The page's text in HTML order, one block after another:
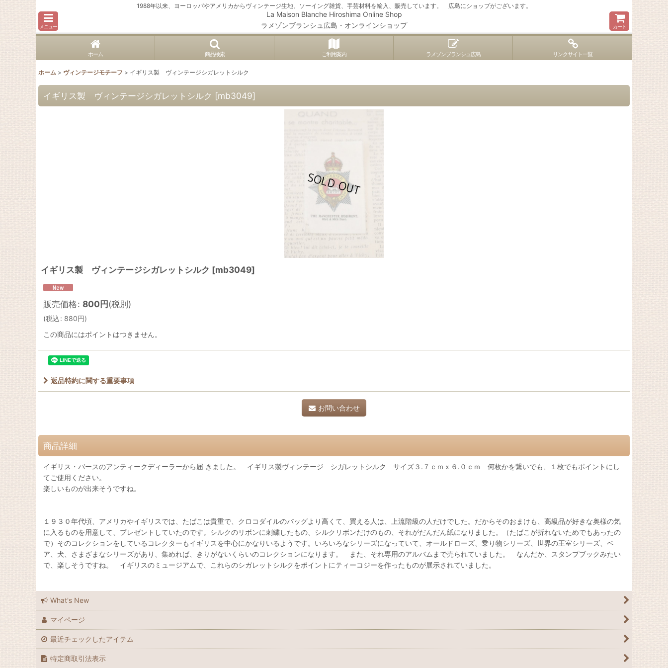
1988年以来、ヨーロッパやアメリカからヴィンテージ生地、ソーイング雑貨、手芸材料を輸入、販売しています。 広島にショップがございます。
メニュー
La Maison Blanche Hiroshima Online Shop
ラメゾンブランシュ広島・オンラインショップ
カート
ホーム 商品検索 ご利用案内 ラメゾンブランシュ広島 リンクサイト一覧
ホーム > ヴィンテージモチーフ > イギリス製 ヴィンテージシガレットシルク
イギリス製 ヴィンテージシガレットシルク [mb3049]
イギリス製 ヴィンテージシガレットシルク [mb3049]
販売価格: 800円(税別)
(税込: 880円)
この商品にはポイントはつきません。
返品特約に関する重要事項
お問い合わせ
商品詳細
イギリス・バースのアンティークディーラーから届 きました。 イギリス製ヴィンテージ シガレットシルク サイズ３.７ｃｍｘ６.０ｃｍ 何枚かを繋いでも、１枚でもポイントにし
てご使用ください。
楽しいものが出来そうですね。
１９３０年代頃、アメリカやイギリスでは、たばこは貴重で、クロコダイルのバッグより高くて、買える人は、上流階級の人だけでした。だからそのおまけも、高級品が好きな奥様の気
に入るものを用意して、プレゼントしていたのです。シルクのリボンに刺繍したもの、シルクリボンだけのもの、それがだんだん紙になりました。（たばこが折れないためでもあったの
で）そのコレクションをしているコレクターもイギリスを中心にかなりいるようです。いろいろなシリーズになっていて、オールドローズ、乗り物シリーズ、世界の王室シリーズ、ベ
ア、犬、さまざまなシリーズがあり、集めれば、きりがないくらいのコレクションになります。 また、それ専用のアルバムまで売られていました。 なんだか、スタンプブックみたい
で、楽しそうですね。 イギリスのミュージアムで、これらのシガレットシルクをポイントにティーコジーを作ったものが展示されていました。
What's New
マイページ
最近チェックしたアイテム
特定商取引法表示